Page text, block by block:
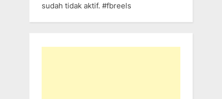
sudah tidak aktif. #fbreels